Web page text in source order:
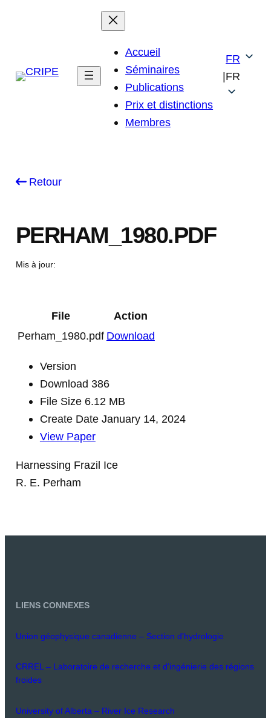
Accueil
Séminaires
Publications
Prix et distinctions
Membres
|
FR
FR
Retour
PERHAM_1980.PDF
Mis à jour:
File
Action
Perham_1980.pdf Download
Version
Download 386
File Size 6.12 MB
Create Date January 14, 2024
View Paper
Harnessing Frazil Ice
R. E. Perham
LIENS CONNEXES
Union géophysique canadienne – Section d'hydrologie
CRREL – Laboratoire de recherche et d'ingénierie des régions
froides
University of Alberta – River Ice Research